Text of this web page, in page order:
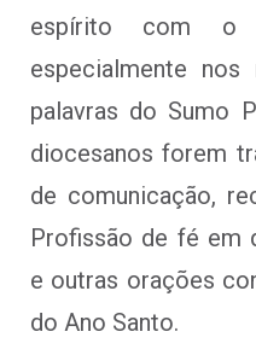
espírito com o
especialmente
palavras do Sumo
diocesanos forem
de comunicação,
Profissão de fé em
e outras orações
do Ano Santo.